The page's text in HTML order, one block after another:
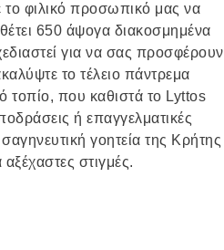
το φιλικό προσωπικό μας να
650 άψογα διακοσμημένα
για να σας προσφέρουν
το τέλειο πάντρεμα
τοπίο, που καθιστά το Lyttos
ή επαγγελματικές
γοητεία της Κρήτης
στιγμές.